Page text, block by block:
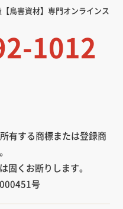
鳥害資材】専門オンラインス
1012
有する商標または登録商
固くお断りします。
号